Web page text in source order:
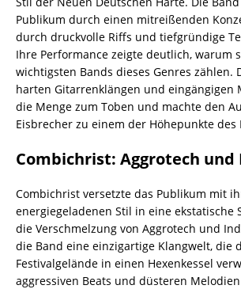
Publikum durch einen mitreißenden
durch druckvolle Riffs und tiefgründige
Ihre Performance zeigte deutlich, warum
wichtigsten Bands dieses Genres zählen.
harten Gitarrenklängen und eingängigen
die Menge zum Toben und machte den
Eisbrecher zu einem der Höhepunkte des
Combichrist: Aggrotech
Combichrist versetzte das Publikum mit
energiegeladenen Stil in eine ekstatische
die Verschmelzung von Aggrotech und
die Band eine einzigartige Klangwelt, die
Festivalgelände in einen Hexenkessel
aggressiven Beats und düsteren